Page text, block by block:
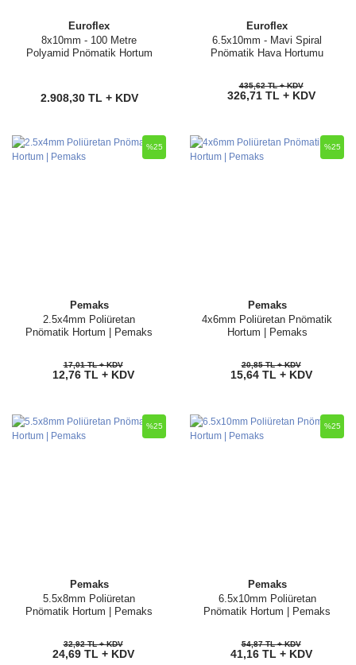
Euroflex
8x10mm - 100 Metre
Polyamid Pnömatik Hortum
2.908,30 TL + KDV
Euroflex
6.5x10mm - Mavi Spiral
Pnömatik Hava Hortumu
435,62 TL + KDV
326,71 TL + KDV
Pemaks
2.5x4mm Poliüretan
Pnömatik Hortum | Pemaks
%25
17,01 TL + KDV
12,76 TL + KDV
Pemaks
4x6mm Poliüretan Pnömatik
Hortum | Pemaks
%25
20,85 TL + KDV
15,64 TL + KDV
Pemaks
5.5x8mm Poliüretan
Pnömatik Hortum | Pemaks
%25
32,92 TL + KDV
24,69 TL + KDV
Pemaks
6.5x10mm Poliüretan
Pnömatik Hortum | Pemaks
%25
54,87 TL + KDV
41,16 TL + KDV